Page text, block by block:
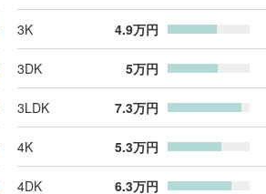
3K 4.9万円
3DK 5万円
3LDK 7.3万円
4K 5.3万円
4DK 6.3万円